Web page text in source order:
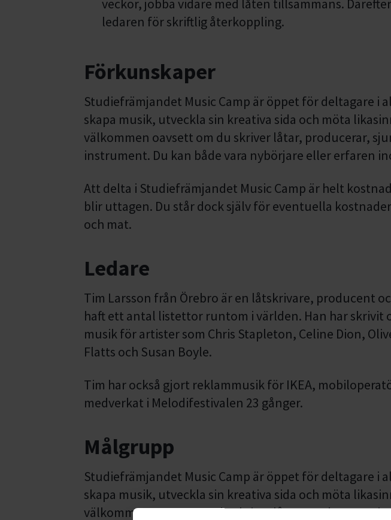
veckor, jobba vidare med låten tillsammans.
ledaren för skriftlig återkoppling.
Förkunskaper
Studiefrämjandet Music Camp är öppet för deltagare i
skapa musik, utveckla sin kreativa sida och möta
välkommen oavsett om du skriver låtar, producerar,
instrument. Du kan både vara nybörjare eller erfaren
Att delta i Studiefrämjandet Music Camp är helt
blir uttagen. Du står dock själv för eventuella
och mat.
Ledare
Tim Larsson från Örebro är en låtskrivare, producent
haft ett antal listettor runtom i världen. Han har skrivit
musik för artister som Chris Stapleton, Celine Dion,
Flatts och Susan Boyle.
Tim har också gjort reklammusik för IKEA,
medverkat i Melodifestivalen 23 gånger.
Målgrupp
Studiefrämjandet Music Camp är öppet för deltagare i
skapa musik, utveckla sin kreativa sida och möta
välkommen oavsett om du skriver låtar, producerar,